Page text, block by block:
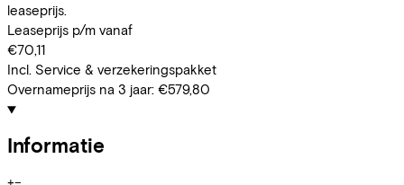
leaseprijs.
Leaseprijs p/m vanaf
€70,11
Incl. Service & verzekeringspakket
Overnameprijs na 3 jaar: €579,80
Informatie